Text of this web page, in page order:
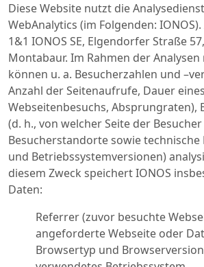
Diese Website nutzt die
WebAnalytics (im Folgenden:
1&1 IONOS SE, Elgendorfer Straße
Montabaur. Im Rahmen der Analysen
können u. a. Besucherzahlen und
Anzahl der Seitenaufrufe, Dauer eines
Webseitenbesuchs, Absprungraten),
(d. h., von welcher Seite der
Besucherstandorte sowie technische
und Betriebssystemversionen)
diesem Zweck speichert IONOS
Daten:
Referrer (zuvor besuchte
angeforderte Webseite oder
Browsertyp und Browserversion